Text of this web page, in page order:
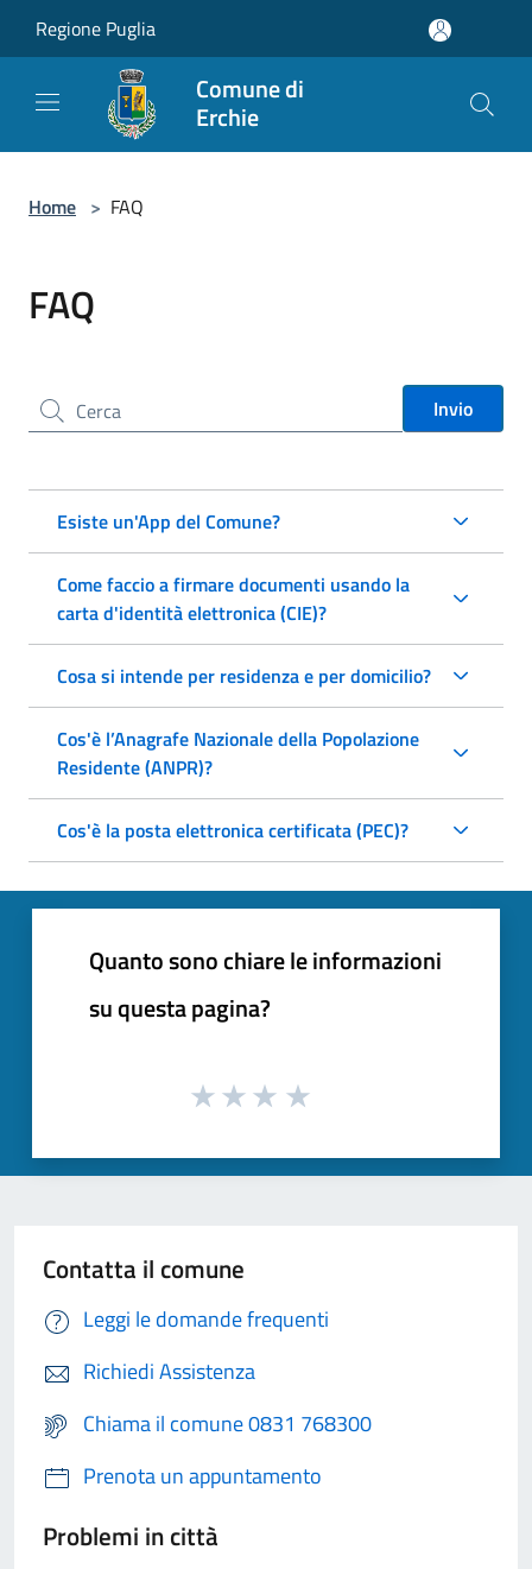
Regione Puglia
Comune di
Erchie
Home > FAQ
FAQ
Cerca nel sito Invio
Esiste un'App del Comune?
Come faccio a firmare documenti usando la
carta d'identità elettronica (CIE)?
Cosa si intende per residenza e per domicilio?
Cos'è l’Anagrafe Nazionale della Popolazione
Residente (ANPR)?
Cos'è la posta elettronica certificata (PEC)?
Quanto sono chiare le informazioni
su questa pagina?
Contatta il comune
Leggi le domande frequenti
Richiedi Assistenza
Chiama il comune 0831 768300
Prenota un appuntamento
Problemi in città